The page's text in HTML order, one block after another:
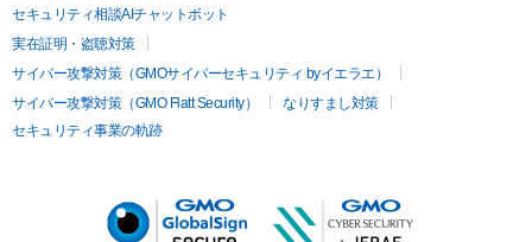
セキュリティ相談AIチャットボット
実在証明・盗聴対策
サイバー攻撃対策（GMOサイバーセキュリティ byイエラエ）
サイバー攻撃対策（GMO Flatt Security）
なりすまし対策
セキュリティ事業の軌跡